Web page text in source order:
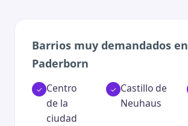
Barrios muy demandados en
Paderborn
Centro
de la
ciudad
Castillo de
Neuhaus